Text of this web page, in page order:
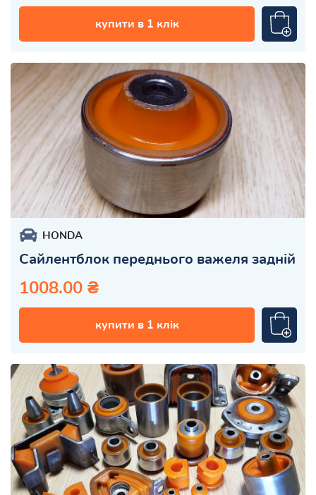
купити в 1 клік
HONDA
Сайлентблок переднього важеля задній
1008.00 ₴
купити в 1 клік